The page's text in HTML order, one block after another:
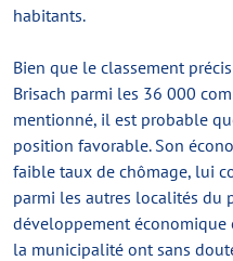
habitants.
Bien que le classement
Brisach parmi les 36 000
mentionné, il est probable
position favorable. Son
faible taux de chômage, lui
parmi les autres localités du
développement
la municipalité ont sans